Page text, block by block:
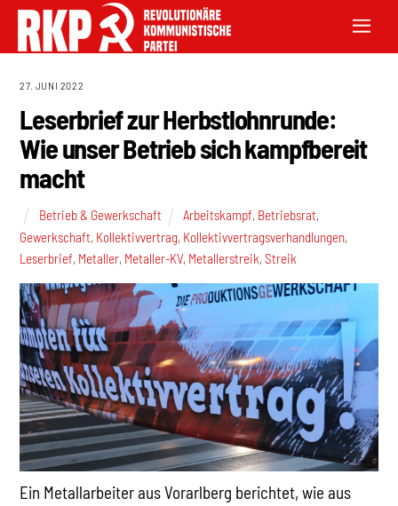
27. JUNI 2022
Leserbrief zur Herbstlohnrunde:
Wie unser Betrieb sich kampfbereit
macht
Betrieb & Gewerkschaft Arbeitskampf, Betriebsrat,
Gewerkschaft, Kollektivvertrag, Kollektivvertragsverhandlungen,
Leserbrief, Metaller, Metaller-KV, Metallerstreik,Streik
Ein Metallarbeiter aus Vorarlberg berichtet, wie aus